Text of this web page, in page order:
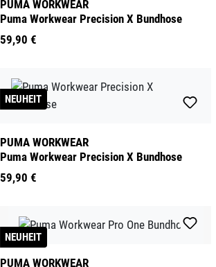
PUMA WORKWEAR
Puma Workwear Precision X Bundhose
59,90 €
NEUHEIT
PUMA WORKWEAR
Puma Workwear Precision X Bundhose
59,90 €
NEUHEIT
PUMA WORKWEAR